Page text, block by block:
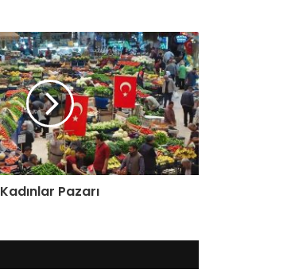
Kadınlar Pazarı